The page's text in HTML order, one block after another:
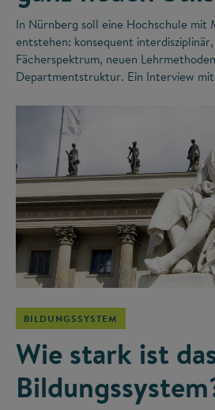
In Nürnberg soll eine Hochschule mit
entstehen: konsequent
Fächerspektrum, neuen
Departmentstruktur. Ein Interview
BILDUNGSSYSTEM
Wie stark ist